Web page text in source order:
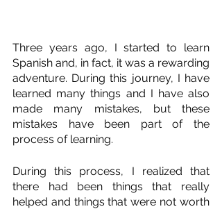
Three years ago, I started to learn
Spanish and, in fact, it was a rewarding
adventure. During this journey, I have
learned many things and I have also
made many mistakes, but these
mistakes have been part of the
process of learning.
During this process, I realized that
there had been things that really
helped and things that were not worth